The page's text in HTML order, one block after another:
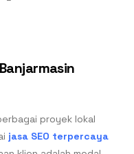
proyek lokal
jasa SEO terpercaya